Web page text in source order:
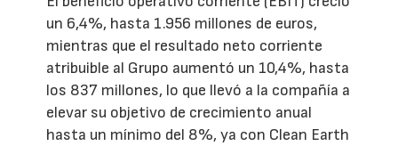
un 6,4%, hasta 1.956 millones de euros,
mientras que el resultado neto corriente
atribuible al Grupo aumentó un 10,4%, hasta
los 837 millones, lo que llevó a la compañía a
elevar su objetivo de crecimiento anual
hasta un mínimo del 8%, ya con Clean Earth